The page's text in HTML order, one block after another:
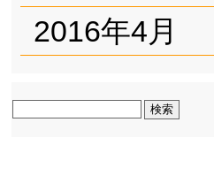
2016年4月
索: